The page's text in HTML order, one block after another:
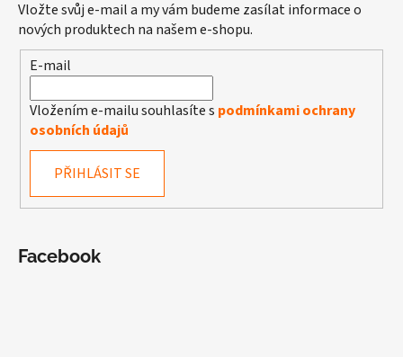
Vložte svůj e-mail a my vám budeme zasílat informace o
nových produktech na našem e-shopu.
E-mail
Vložením e-mailu souhlasíte s podmínkami ochrany
osobních údajů
PŘIHLÁSIT SE
Facebook